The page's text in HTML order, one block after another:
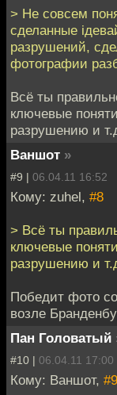
> Не совсем
сделанные
разрушений,
фотографии
Всё ты
ключевые
разрушению и
Ваншот »
#9 | 06.04.11 16:52
Кому: zuhel, #8
> Всё ты
ключевые
разрушению и
Победит фото
возле
Пан Головатый
#10 | 06.04.11 17:00
Кому: Ваншот, #9